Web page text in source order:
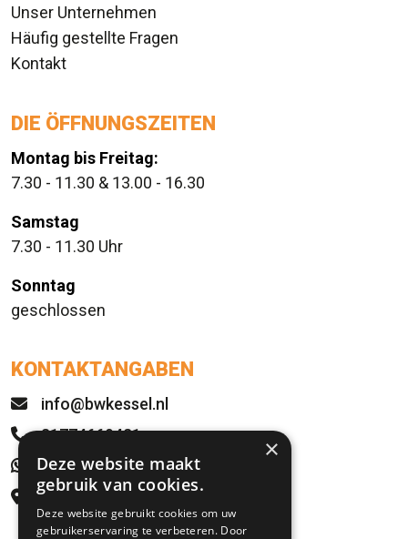
Unser Unternehmen
Häufig gestellte Fragen
Kontakt
DIE ÖFFNUNGSZEITEN
Montag bis Freitag:
7.30 - 11.30 & 13.00 - 16.30
Samstag
7.30 - 11.30 Uhr
Sonntag
geschlossen
KONTAKTANGABEN
info@bwkessel.nl
31774669421
WhatsApp
Rijksweg 21
5995 NS Kessel, NL
×
Deze website maakt
gebruik van cookies.
Deze website gebruikt cookies om uw
gebruikerservaring te verbeteren. Door